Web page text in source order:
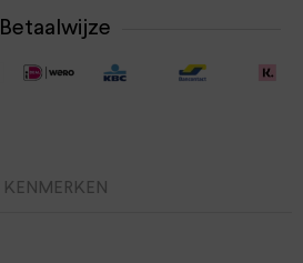
Betaalwijze
KENMERKEN